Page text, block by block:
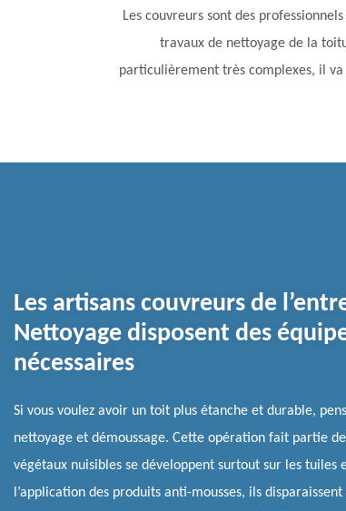
Les couvreurs sont des
travaux de nettoyage de la
particulièrement très complexes, il
Les artisans couvreurs de
Nettoyage disposent des
nécessaires
Si vous voulez avoir un toit plus étanche et durable,
nettoyage et démoussage. Cette opération fait partie
végétaux nuisibles se développent surtout sur les tuiles
l’application des produits anti-mousses, ils